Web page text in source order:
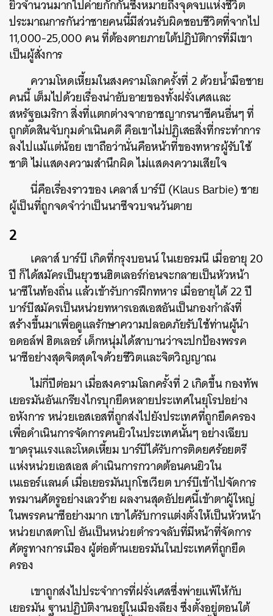
ยิวจำนวนมากไปค่ายกักกันซึ่งหมายถึงจุดจบแห่งชีวิต
ประมาณการกันว่าชายคนนี้มีส่วนรับผิดชอบชีวิตที่จากไป
11,000-25,000 คน ที่ต้องตายภายใต้ปฏิบัติการที่มีเขา
เป็นผู้สั่งการ
ความโหดเหี้ยมในสงครามโลกครั้งที่ 2 ด้วยน้ำมือชาย
คนนี้ เต็มไปด้วยเรื่องน่าอับอายของทั้งฝรั่งเศสและ
สหรัฐอเมริกา สิ่งที่แตกต่างจากอาชญากรนาซีคนอื่นๆ ที่
ถูกตัดสินจับกุมดำเนินคดี คือเขาไม่ปฏิเสธสิ่งที่กระทำการ
ลงไปแม้แต่น้อย เขาถือว่านั่นคือหน้าที่ของทหารผู้รับใช้
ชาติ ไม่แสดงความสำนึกผิด ไม่แสดงความเสียใจ
นี่คือเรื่องราวของ เคลาส์ บาร์บี (Klaus Barbie) ชาย
ผู้เป็นที่ถูกจดจำว่าเป็นนาซีจวบจนวันตาย
2
เคลาส์ บาร์บี เกิดที่กรุงบอนน์ ในเยอรมนี เมื่ออายุ 20
ปี ก็ได้สมัครเป็นยุวชนฮิตเลอร์ก่อนจะกลายเป็นหัวหน้า
นาซีในท้องถิ่น แล้วเข้ารับการฝึกทหาร เมื่ออายุได้ 22 ปี
บาร์บีสมัครเป็นหน่วยทหารเอสเอสอันเป็นกองกำลังที่
สร้างขึ้นมาเพื่อดูแลรักษาความปลอดภัยรับใช้ท่านผู้นำ
อดอล์ฟ ฮิตเลอร์ เด็กหนุ่มได้สาบานว่าจะปกป้องพรรค
นาซีอย่างสุดจิตสุดใจด้วยชีวิตและจิตวิญญาณ
ไม่กี่ปีต่อมา เมื่อสงครามโลกครั้งที่ 2 เกิดขึ้น กองทัพ
เยอรมันอันเกรียงไกรบุกยึดหลายประเทศในยุโรปอย่าง
อหังการ หน่วยเอสเอสที่ถูกส่งไปยังประเทศที่ถูกยึดครอง
เพื่อดำเนินการจัดการคนยิวในประเทศนั้นๆ อย่างเฉียบ
ขาดรุนแรงและโหดเหี้ยม บาร์บีได้รับการติดยศร้อยตรี
แห่งหน่วยเอสเอส ดำเนินการกวาดต้อนคนยิวใน
เนเธอร์แลนด์ เมื่อเยอรมันบุกโซเวียต บาร์บีเข้าไปจัดการ
ทรมานศัตรูอย่างเลวร้าย ผลงานสุดอัปยศนี้เข้าตาผู้ใหญ่
ในพรรคนาซีอย่างมาก เขาได้รับการแต่งตั้งให้เป็นหัวหน้า
หน่วยเกสตาโป อันเป็นหน่วยตำรวจลับที่มีหน้าที่จัดการ
ศัตรูทางการเมือง ผู้ต่อต้านเยอรมันในประเทศที่ถูกยึด
ครอง
เขาถูกส่งไปประจำการที่ฝรั่งเศสซึ่งพ่ายแพ้ให้กับ
เยอรมัน ฐานปฏิบัติงานอยู่ในเมืองลียง ซึ่งตั้งอยู่ตอนใต้